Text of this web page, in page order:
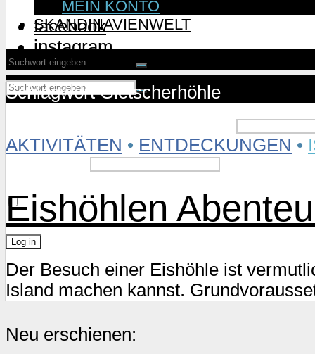
facebook
instagram
Remember Me
Lost Password?
MEIN KONTO
SKANDINAVIENWELT
Schlagwort Gletscherhöhle
AKTIVITÄTEN • ENTDECKUNGEN •
Eishöhlen
Der Besuch einer Eishöhle ist
Island machen kannst.
Neu erschienen: